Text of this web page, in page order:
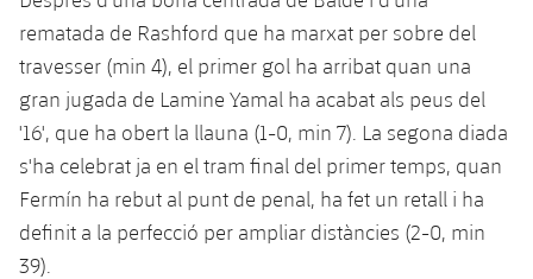
Història
Entrades
Resultats
Classificació
Jugadors
Fotos
Calendari
Resultats
Jugadors
Classificació
Actualitat
Barça C
Junior
Juvenil
Campus Estiu
PLUSICON
MÉS
Informació general
plusicon
més
Notícies
Atletisme
plusicon
més
rematada de Rashford que ha marxat per sobre del
travesser (min 4), el primer gol ha arribat quan una
gran jugada de Lamine Yamal ha acabat als peus del
'16', que ha obert la llauna (1-0, min 7). La segona diada
s'ha celebrat ja en el tram final del primer temps, quan
Fermín ha rebut al punt de penal, ha fet un retall i ha
definit a la perfecció per ampliar distàncies (2-0, min
39).